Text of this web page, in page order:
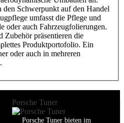
den Schwerpunkt auf den Handel
umfasst die Pflege und
oder auch Fahrzeugfolierungen.
Zubehör präsentieren die
Produktportofolio. Ein
oder auch in mehreren
Porsche Tuner
Porsche Tuner bieten im